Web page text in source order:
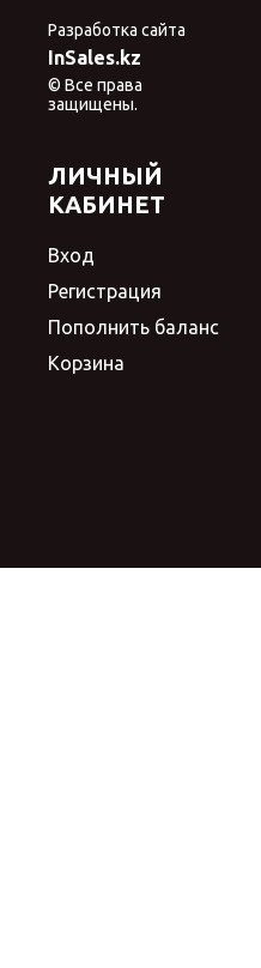
Разработка сайта
InSales.kz
© Все права
защищены.
ЛИЧНЫЙ
КАБИНЕТ
Вход
Регистрация
Пополнить баланс
Корзина